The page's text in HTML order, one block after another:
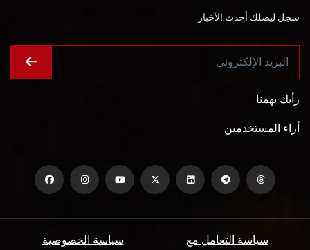
سجل ليصلك أحدث الأخبار
رأيك يهمنا
أراء المستخدمين
سياسة الخصوصية سياسة التعامل مع